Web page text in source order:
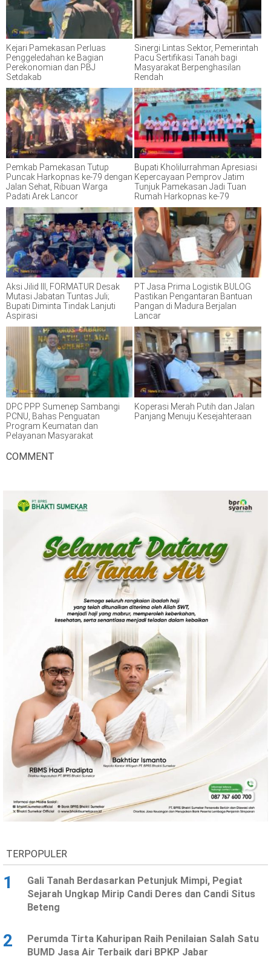
Kejari Pamekasan Perluas
Penggeledahan ke Bagian
Perekonomian dan PBJ
Setdakab
Sinergi Lintas Sektor, Pemerintah
Pacu Sertifikasi Tanah bagi
Masyarakat Berpenghasilan
Rendah
Pemkab Pamekasan Tutup
Puncak Harkopnas ke-79 dengan
Jalan Sehat, Ribuan Warga
Padati Arek Lancor
Bupati Kholilurrahman Apresiasi
Kepercayaan Pemprov Jatim
Tunjuk Pamekasan Jadi Tuan
Rumah Harkopnas ke-79
Aksi Jilid III, FORMATUR Desak
Mutasi Jabatan Tuntas Juli;
Bupati Diminta Tindak Lanjuti
Aspirasi
PT Jasa Prima Logistik BULOG
Pastikan Pengantaran Bantuan
Pangan di Madura Berjalan
Lancar
DPC PPP Sumenep Sambangi
PCNU, Bahas Penguatan
Program Keumatan dan
Pelayanan Masyarakat
Koperasi Merah Putih dan Jalan
Panjang Menuju Kesejahteraan
COMMENT
TERPOPULER
1
Gali Tanah Berdasarkan Petunjuk Mimpi, Pegiat
Sejarah Ungkap Mirip Candi Deres dan Candi Situs
Beteng
2
Perumda Tirta Kahuripan Raih Penilaian Salah Satu
BUMD Jasa Air Terbaik dari BPKP Jabar